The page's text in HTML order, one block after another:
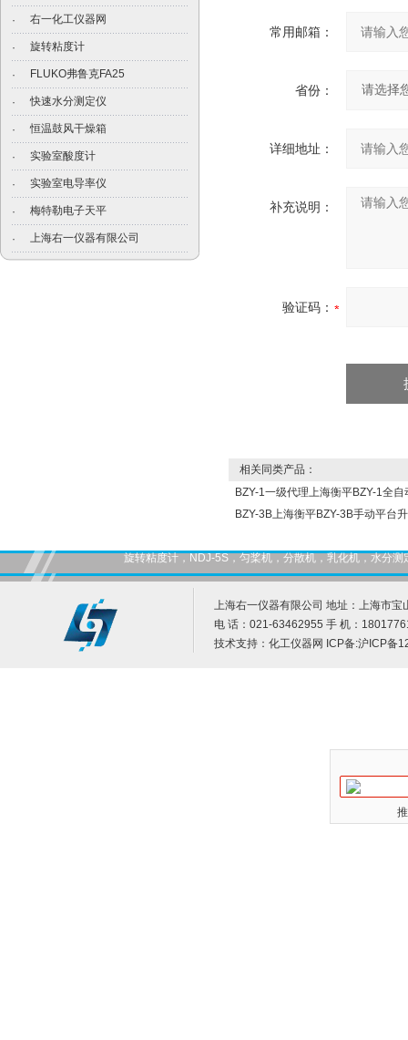
· 右一化工仪器网
· 旋转粘度计
· FLUKO弗鲁克FA25
· 快速水分测定仪
· 恒温鼓风干燥箱
· 实验室酸度计
· 实验室电导率仪
· 梅特勒电子天平
· 上海右一仪器有限公司
常用邮箱：
省份：
详细地址：
补充说明：
验证码：
相关同类产品：
BZY-1一级代理上海衡平BZY-1全
BZY-3B上海衡平BZY-3B手动平台
旋转粘度计，NDJ-5S，匀桨机，分散机，乳化机，水分
上海右一仪器有限公司 地址：上海市宝
电 话：021-63462955 手 机：
技术支持： 化工仪器网 ICP备:沪ICP备